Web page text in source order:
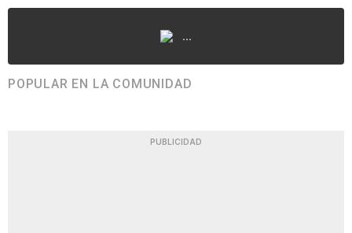
...
POPULAR EN LA COMUNIDAD
PUBLICIDAD